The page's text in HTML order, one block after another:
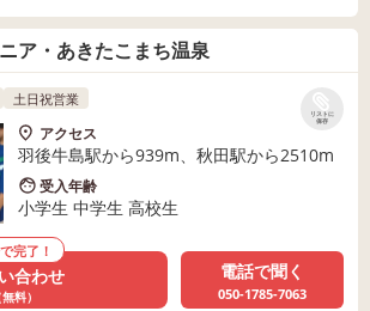
ア・あきたこまち温泉
リストに
保存
土日祝営業
アクセス
羽後牛島駅から939m、秋田駅から2510m
受入年齢
小学生 中学生 高校生
完了！
合わせ
無料）
電話で聞く
050-1785-7063